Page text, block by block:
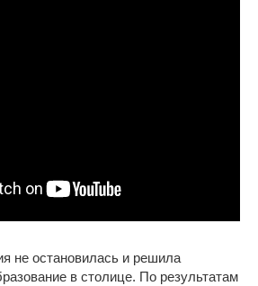
не остановилась и решила
в столице. По результатам